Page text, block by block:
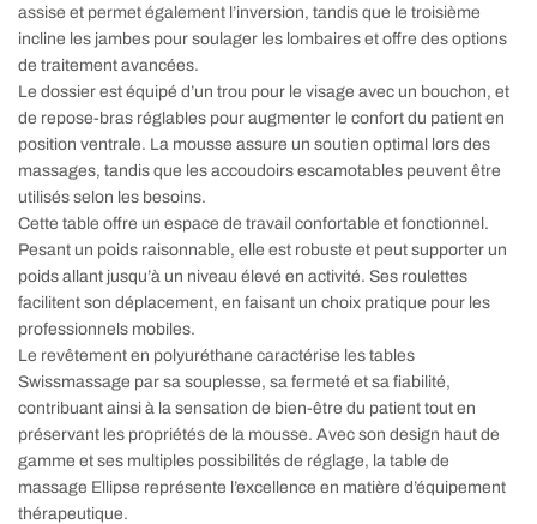
assise et permet également l’inversion, tandis que le troisième
incline les jambes pour soulager les lombaires et offre des options
de traitement avancées.
Le dossier est équipé d’un trou pour le visage avec un bouchon, et
de repose-bras réglables pour augmenter le confort du patient en
position ventrale. La mousse assure un soutien optimal lors des
massages, tandis que les accoudoirs escamotables peuvent être
utilisés selon les besoins.
Cette table offre un espace de travail confortable et fonctionnel.
Pesant un poids raisonnable, elle est robuste et peut supporter un
poids allant jusqu’à un niveau élevé en activité. Ses roulettes
facilitent son déplacement, en faisant un choix pratique pour les
professionnels mobiles.
Le revêtement en polyuréthane caractérise les tables
Swissmassage par sa souplesse, sa fermeté et sa fiabilité,
contribuant ainsi à la sensation de bien-être du patient tout en
préservant les propriétés de la mousse. Avec son design haut de
gamme et ses multiples possibilités de réglage, la table de
massage Ellipse représente l’excellence en matière d’équipement
thérapeutique.